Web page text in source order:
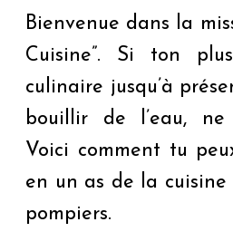
Bienvenue dans la
Cuisine”. Si ton
culinaire jusqu’à
bouillir de l’eau, ne
Voici comment tu
en un as de la cuisine
pompiers.